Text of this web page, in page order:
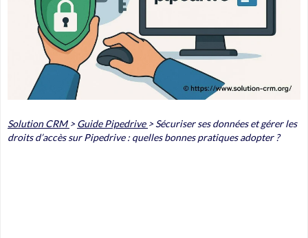
Solution CRM >Guide Pipedrive >Sécuriser ses données et gérer les
droits d’accès sur Pipedrive : quelles bonnes pratiques adopter ?